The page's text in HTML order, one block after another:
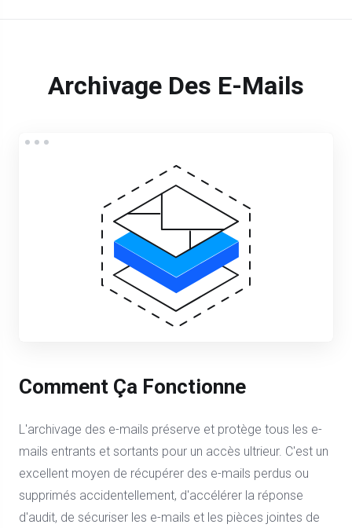
Archivage Des E-Mails
Comment Ça Fonctionne
L'archivage des e-mails préserve et protège tous les e-
mails entrants et sortants pour un accès ultrieur. C'est un
excellent moyen de récupérer des e-mails perdus ou
supprimés accidentellement, d'accélérer la réponse
d'audit, de sécuriser les e-mails et les pièces jointes de